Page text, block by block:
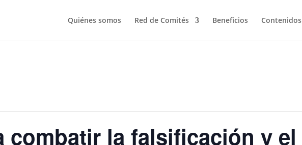
Quiénes somos Red de Comités Beneficios Contenidos
combatir la falsificación y el